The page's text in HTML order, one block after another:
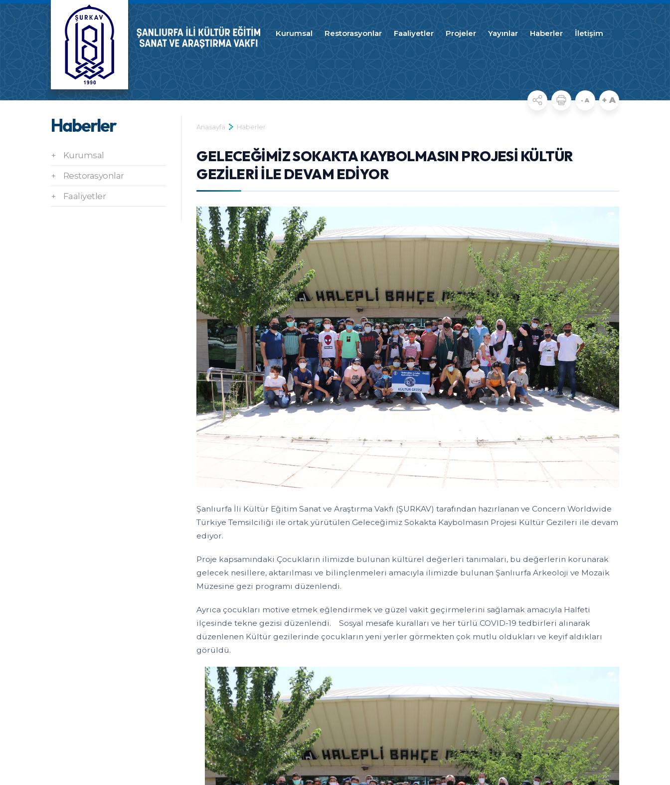
Kurumsal Restorasyonlar Faaliyetler Projeler Yayınlar Haberler İletişim
Haberler
+ Kurumsal
+ Restorasyonlar
+ Faaliyetler
- A + A
Anasayfa Haberler
GELECEĞİMİZ SOKAKTA KAYBOLMASIN PROJESİ KÜLTÜR
GEZİLERİ İLE DEVAM EDİYOR
Şanlıurfa İli Kültür Eğitim Sanat ve Araştırma Vakfı (ŞURKAV) tarafından hazırlanan ve Concern Worldwide
Türkiye Temsilciliği ile ortak yürütülen Geleceğimiz Sokakta Kaybolmasın Projesi Kültür Gezileri ile devam
ediyor.
Proje kapsamındaki Çocukların ilimizde bulunan kültürel değerleri tanımaları, bu değerlerin korunarak
gelecek nesillere, aktarılması ve bilinçlenmeleri amacıyla ilimizde bulunan Şanlıurfa Arkeoloji ve Mozaik
Müzesine gezi programı düzenlendi.
Ayrıca çocukları motive etmek eğlendirmek ve güzel vakit geçirmelerini sağlamak amacıyla Halfeti
ilçesinde tekne gezisi düzenlendi. Sosyal mesafe kuralları ve her türlü COVID-19 tedbirleri alınarak
düzenlenen Kültür gezilerinde çocukların yeni yerler görmekten çok mutlu oldukları ve keyif aldıkları
görüldü.